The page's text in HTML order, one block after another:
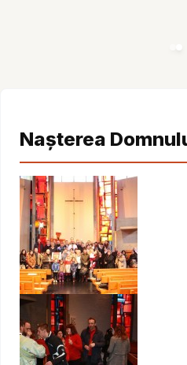
Naşterea